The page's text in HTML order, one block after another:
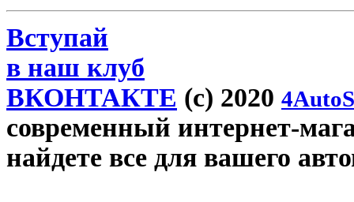
Вступай
в наш клуб
ВКОНТАКТЕ (c) 2020
современный интернет-
найдете все для вашего